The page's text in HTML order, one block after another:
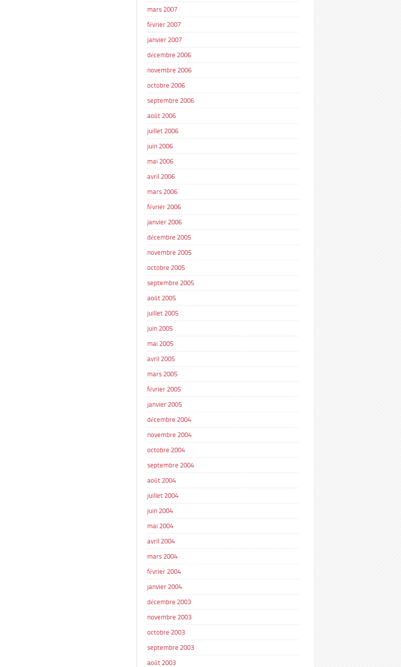
mars 2007
février 2007
janvier 2007
décembre 2006
novembre 2006
octobre 2006
septembre 2006
août 2006
juillet 2006
juin 2006
mai 2006
avril 2006
mars 2006
février 2006
janvier 2006
décembre 2005
novembre 2005
octobre 2005
septembre 2005
août 2005
juillet 2005
juin 2005
mai 2005
avril 2005
mars 2005
février 2005
janvier 2005
décembre 2004
novembre 2004
octobre 2004
septembre 2004
août 2004
juillet 2004
juin 2004
mai 2004
avril 2004
mars 2004
février 2004
janvier 2004
décembre 2003
novembre 2003
octobre 2003
septembre 2003
août 2003